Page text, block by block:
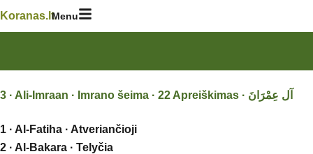
Skip
Koranas.ltMenu
1 · Al-Fatiha · Atveriančioji
2 · Al-Bakara · Telyčia